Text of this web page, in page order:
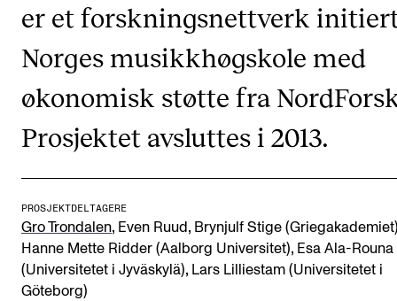
Talentutvikling
STUDENTLIV
Søknad og opptak
Salane våre
Studentutvalet SUT (student.nmh.no)
er et forskningsnettverk
Norges musikkhøgskole med
økonomisk støtte fra
Prosjektet avsluttes i 2013.
PROSJEKTDELTAGERE
Gro Trondalen, Even Ruud , Brynjulf Stige
Hanne Mette Ridder (Aalborg Universitet), Esa Ala-Rouna
(Universitetet i Jyväskylä), Lars Lilliestam (Universitetet i
Göteborg)